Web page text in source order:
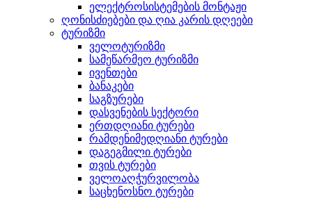
ელექტროსისტემების მონტაჟი
ღონისძიებები და ღია კარის დღეები
ტურიზმი
ველოტურიზმი
სამეწარმეო ტურიზმი
ივენთები
ბანაკები
საგზურები
დასვენების სექტორი
ერთდღიანი ტურები
რამდენიმედღიანი ტურები
დაგეგმილი ტურები
თვის ტურები
ველოაღჭურვილობა
საცხენოსნო ტურები